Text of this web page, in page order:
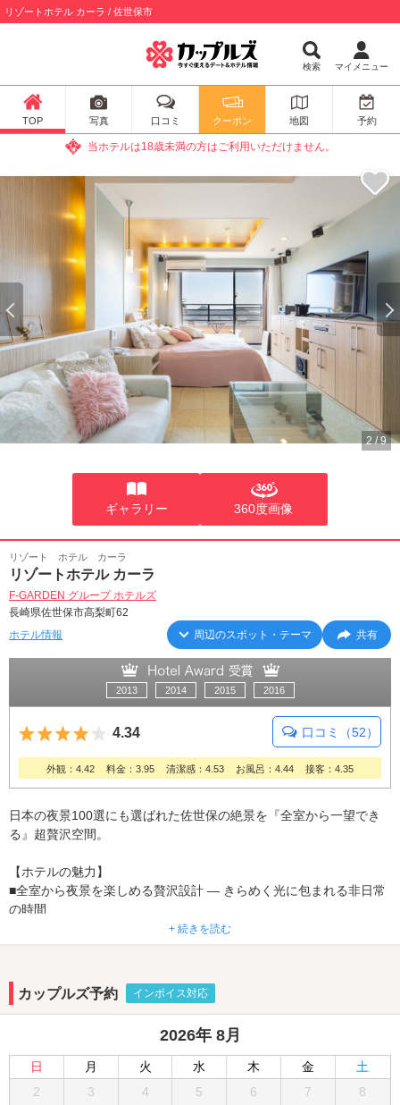
リゾートホテル カーラ / 佐世保市
検索 マイメニュー
TOP 写真 口コミ クーポン 地図 予約
当ホテルは18歳未満の方はご利用いただけません。
2/9
ギャラリー 360度画像
リゾート ホテル カーラ
リゾートホテル カーラ
F-GARDEN グループ ホテルズ
長崎県佐世保市高梨町62
ホテル情報
周辺のスポット・テーマ 共有
2013 2014 2015 2016
5つ星のうち4
4.34 口コミ（52）
外観：4.42 料金：3.95 清潔感：4.53 お風呂：4.44 接客：4.35
日本の夜景100選にも選ばれた佐世保の絶景を『全室から一望でき
る』超贅沢空間。
【ホテルの魅力】
■全室から夜景を楽しめる贅沢設計 ― きらめく光に包まれる非日常
の時間
■女子会で大人気のロイヤルスイートルーム（602）やスカイジャグ
ジープール付きスイート（601）など、特別な一日にふさわしいお
■リーズナブルな客室も多数あり、デート・女子会・記念日・ビジネ
ス利用まで幅広く対応
用意。入室前から気分が上がる演出
【設備・サービス】
■大好評のウェルカムプチスイーツ
+ 続きを読む
カップルズ予約 インボイス対応
2026年 8月
日 月 火 水 木 金
土
2
3
4
5
6
7
8